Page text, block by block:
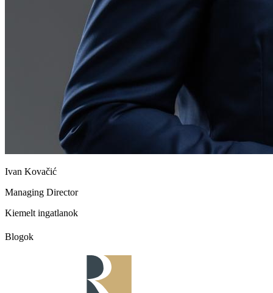
Ivan Kovačić
Managing Director
Kiemelt ingatlanok
Blogok